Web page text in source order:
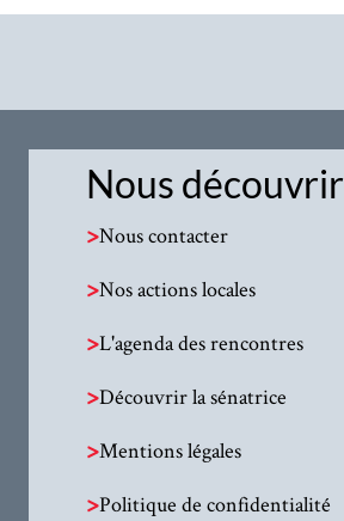
Nous découvrir
>Nous contacter
>Nos actions locales
>L'agenda des rencontres
>Découvrir la sénatrice
>Mentions légales
>Politique de confidentialité